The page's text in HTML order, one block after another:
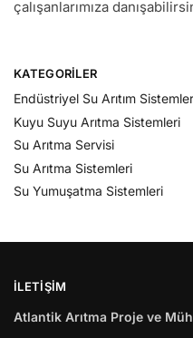
çalışanlarımıza
KATEGORILER
Endüstriyel Su Arıtım
Kuyu Suyu Arıtma Sistemleri
Su Arıtma Servisi
Su Arıtma Sistemleri
Su Yumuşatma Sistemleri
İLETIŞIM
Atlantik Arıtma Proje ve